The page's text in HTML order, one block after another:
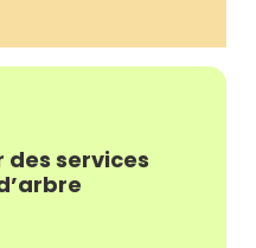
des services